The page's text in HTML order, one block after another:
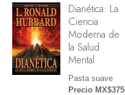
Dianética: La
Ciencia
Moderna de
la Salud
Mental
Pasta suave
Precio MX$375